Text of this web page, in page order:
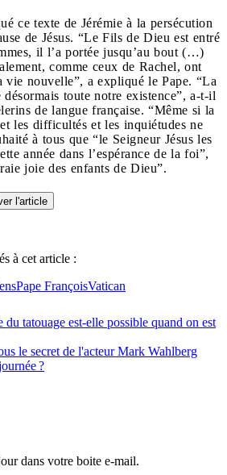
ce texte de Jérémie à la persécution
de Jésus. “Le Fils de Dieu est entré
il l’a portée jusqu’au bout (…)
comme ceux de Rachel, ont
vie nouvelle”, a expliqué le Pape. “La
toute notre existence”, a-t-il
de langue française. “Même si la
les difficultés et les inquiétudes ne
à tous que “le Seigneur Jésus les
année dans l’espérance de la foi”,
joie des enfants de Dieu”.
l'article
à cet article :
Pape FrançoisVatican
du tatouage est-elle possible quand on est
le secret de l'acteur Mark Wahlberg
?
dans votre boite e-mail.